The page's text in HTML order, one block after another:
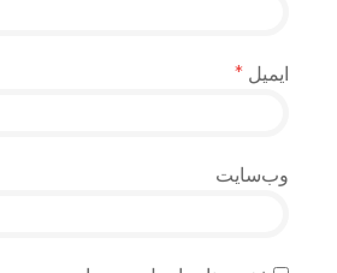
ایمیل *
وب‌سایت